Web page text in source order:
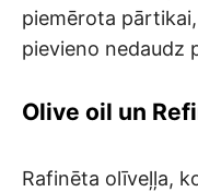
piemērota
pievieno nedaudz
Olive oil un
Rafinēta olīveļļa,